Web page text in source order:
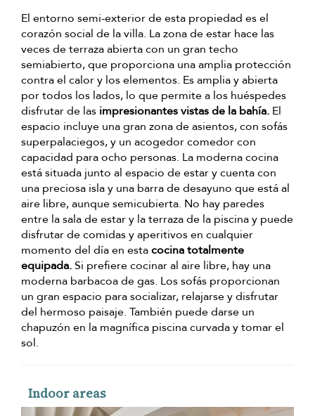
El entorno semi-exterior de esta propiedad es el
corazón social de la villa. La zona de estar hace las
veces de terraza abierta con un gran techo
semiabierto, que proporciona una amplia protección
contra el calor y los elementos. Es amplia y abierta
por todos los lados, lo que permite a los huéspedes
disfrutar de las impresionantes vistas de la bahía. El
espacio incluye una gran zona de asientos, con sofás
superpalaciegos, y un acogedor comedor con
capacidad para ocho personas. La moderna cocina
está situada junto al espacio de estar y cuenta con
una preciosa isla y una barra de desayuno que está al
aire libre, aunque semicubierta. No hay paredes
entre la sala de estar y la terraza de la piscina y puede
disfrutar de comidas y aperitivos en cualquier
momento del día en estacocina totalmente
equipada.Si prefiere cocinar al aire libre, hay una
moderna barbacoa de gas. Los sofás proporcionan
un gran espacio para socializar, relajarse y disfrutar
del hermoso paisaje. También puede darse un
chapuzón en la magnífica piscina curvada y tomar el
sol.
Indoor areas